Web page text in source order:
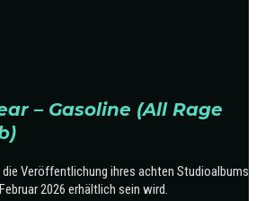
– Gasoline (All Rage
die Veröffentlichung ihres achten Studioalbums
2026 erhältlich sein wird.